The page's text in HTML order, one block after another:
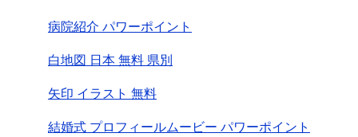
病院紹介 パワーポイント
白地図 日本 無料 県別
矢印 イラスト 無料
結婚式 プロフィールムービー パワーポイント